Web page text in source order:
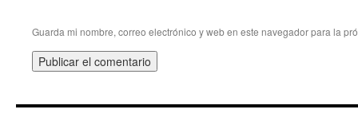
Guarda mi nombre, correo electrónico y web en este navegador para la